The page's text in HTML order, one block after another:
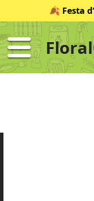
al
contenuto
ID
🍂 Festa